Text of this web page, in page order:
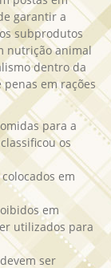
garantir a
subprodutos
nutrição animal
dentro da
em rações
para a
os
em
em
utilizados para
ser